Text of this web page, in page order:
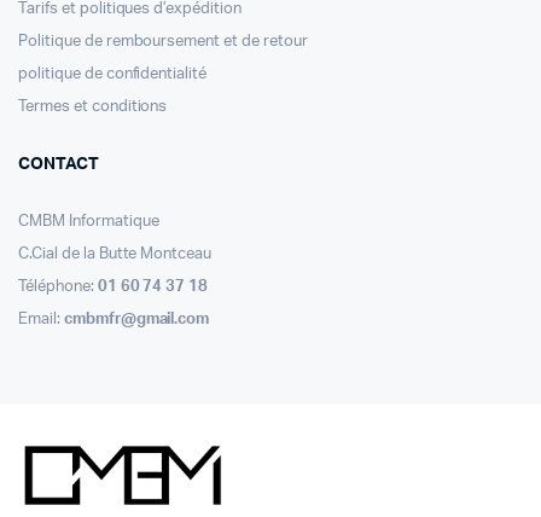
Tarifs et politiques d’expédition
Politique de remboursement et de retour
politique de confidentialité
Termes et conditions
CONTACT
CMBM Informatique
C.Cial de la Butte Montceau
Téléphone: 01 60 74 37 18
Email: cmbmfr@gmail.com